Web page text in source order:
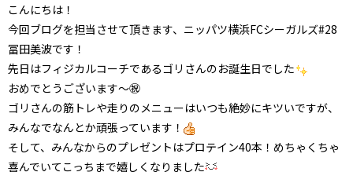
こんにちは！
今回ブログを担当させて頂きます、ニッパツ横浜FCシーガルズ#28
冨田美波です！
先日はフィジカルコーチであるゴリさんのお誕生日でした
おめでとうございます〜㊗️
ゴリさんの筋トレや走りのメニューはいつも絶妙にキツいですが、
みんなでなんとか頑張っています！
そして、みんなからのプレゼントはプロテイン40本！めちゃくちゃ
喜んでいてこっちまで嬉しくなりました